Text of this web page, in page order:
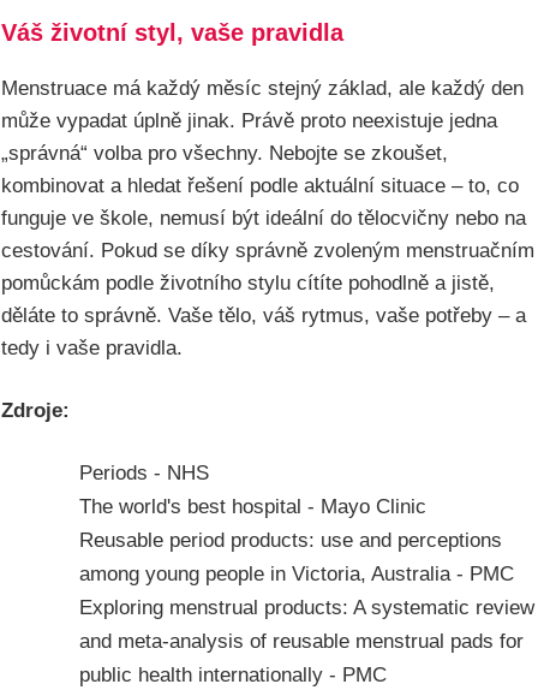
Váš životní styl, vaše pravidla
Menstruace má každý měsíc stejný základ, ale každý den
může vypadat úplně jinak. Právě proto neexistuje jedna
„správná“ volba pro všechny. Nebojte se zkoušet,
kombinovat a hledat řešení podle aktuální situace – to, co
funguje ve škole, nemusí být ideální do tělocvičny nebo na
cestování. Pokud se díky správně zvoleným menstruačním
pomůckám podle životního stylu cítíte pohodlně a jistě,
děláte to správně. Vaše tělo, váš rytmus, vaše potřeby – a
tedy i vaše pravidla.
Zdroje:
Periods - NHS
The world's best hospital - Mayo Clinic
Reusable period products: use and perceptions
among young people in Victoria, Australia - PMC
Exploring menstrual products: A systematic review
and meta-analysis of reusable menstrual pads for
public health internationally - PMC